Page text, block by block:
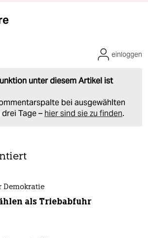
unter diesem Artikel ist
bei ausgewählten
Tage – hier sind sie zu finden.
einloggen
Demokratie
als Triebabfuhr